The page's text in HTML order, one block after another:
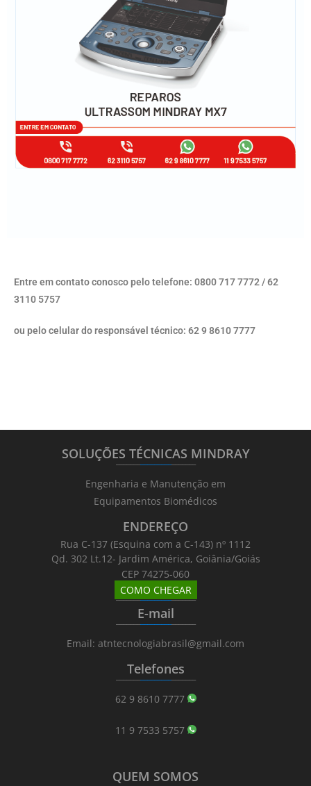
Entre em contato conosco pelo telefone: 0800 717 7772 / 62
3110 5757
ou pelo celular do responsável técnico: 62 9 8610 7777
SOLUÇÕES TÉCNICAS MINDRAY
_______________________
Engenharia e Manutenção em
Equipamentos Biomédicos
ENDEREÇO
Rua C-137 (Esquina com a C-143) nº 1112
Qd. 302 Lt.12- Jardim América, Goiânia/Goiás
CEP 74275-060
COMO CHEGAR
_______________________
E-mail
_______________________
Email: atntecnologiabrasil@gmail.com
Telefones
_______________________
62 9 8610 7777
11 9 7533 5757
QUEM SOMOS
_______________________